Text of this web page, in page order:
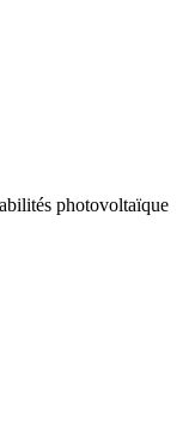
photovoltaïque